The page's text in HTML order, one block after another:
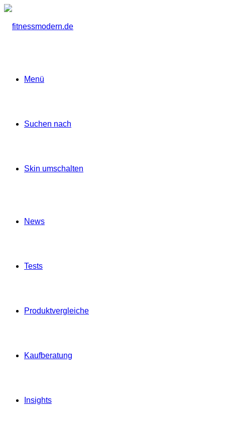
Menü
Suchen nach
Skin umschalten
News
Tests
Produktvergleiche
Kaufberatung
Insights